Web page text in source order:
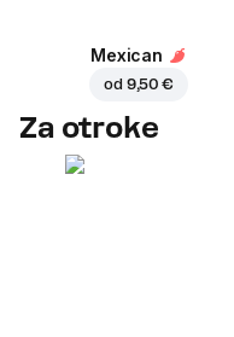
Mexican
od 9,50 €
Za otroke